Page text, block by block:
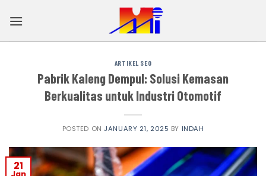
ARTIKEL SEO
Pabrik Kaleng Dempul: Solusi Kemasan
Berkualitas untuk Industri Otomotif
POSTED ONJANUARY 21, 2025 BY INDAH
21
Jan